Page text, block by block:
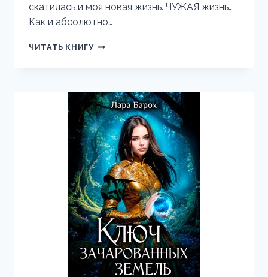
скатилась и моя новая жизнь. ЧУЖАЯ жизнь…
Как и абсолютно…
ЧИТАТЬ КНИГУЛИШНЯЯ
ПРИЦЕПОМ